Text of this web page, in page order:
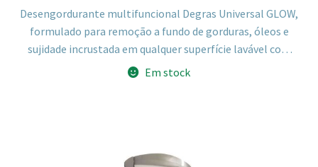
Desengordurante multifuncional Degras Universal GLOW,
formulado para remoção a fundo de gorduras, óleos e
sujidade incrustada em qualquer superfície lavável com
água. Fórmula à base de tensioativos não iónicos que
Em stock